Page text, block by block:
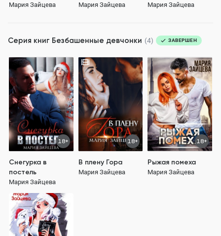
Мария Зайцева
Белоголовых
Мария Зайцева
звери
Мария Зайцева
Серия книг Безбашенные девчонки (4) ЗАВЕРШЕН
18+
Снегурка в
постель
Мария Зайцева
18+
В плену Гора
Мария Зайцева
18+
Рыжая помеха
Мария Зайцева